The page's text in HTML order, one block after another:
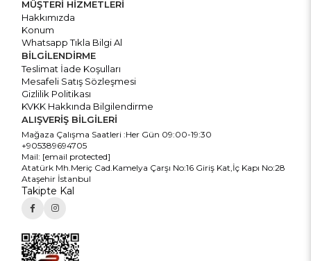
MÜŞTERİ HİZMETLERİ
Hakkımızda
Konum
Whatsapp Tıkla Bilgi Al
BİLGİLENDİRME
Teslimat İade Koşulları
Mesafeli Satış Sözleşmesi
Gizlilik Politikası
KVKK Hakkında Bilgilendirme
ALIŞVERİŞ BİLGİLERİ
Mağaza Çalışma Saatleri :Her Gün 09:00-19:30
+905389694705
Mail: [email protected]
Atatürk Mh.Meriç Cad.Kamelya Çarşı No:16 Giriş Kat,İç Kapı No:28
Ataşehir İstanbul
Takipte Kal